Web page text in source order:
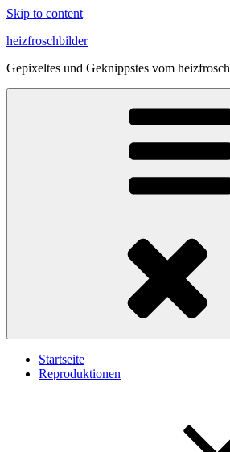
Skip to content
heizfroschbilder
Gepixeltes und Geknippstes vom heizfrosch
Start­sei­te
Repro­duk­tio­nen